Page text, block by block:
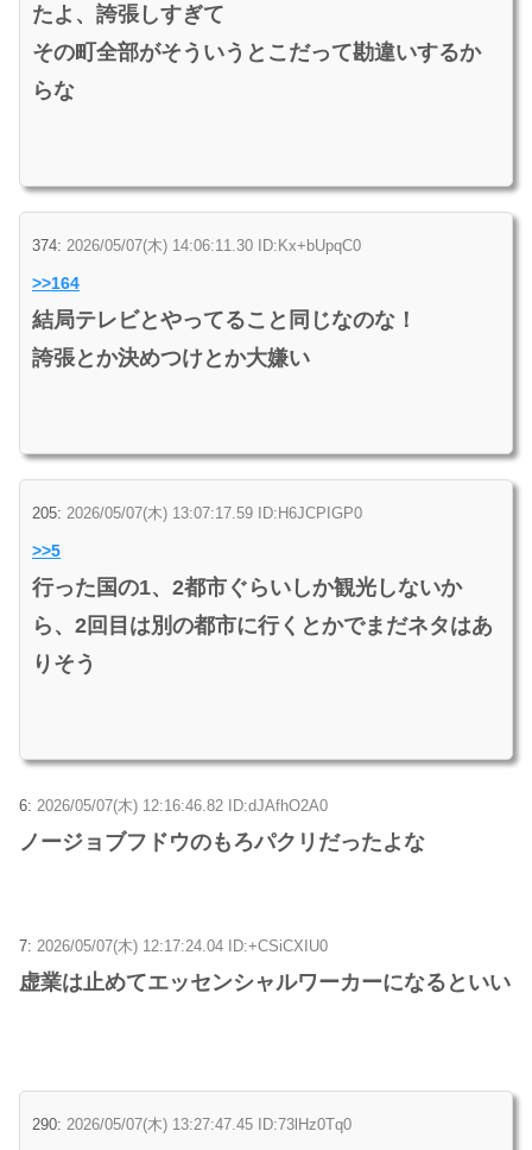
たよ、誇張しすぎて
その町全部がそういうとこだって勘違いするか
らな
374: 2026/05/07(木) 14:06:11.30 ID:Kx+bUpqC0
>>164
結局テレビとやってること同じなのな！
誇張とか決めつけとか大嫌い
205: 2026/05/07(木) 13:07:17.59 ID:H6JCPIGP0
>>5
行った国の1、2都市ぐらいしか観光しないか
ら、2回目は別の都市に行くとかでまだネタはあ
りそう
6: 2026/05/07(木) 12:16:46.82 ID:dJAfhO2A0
ノージョブフドウのもろパクリだったよな
7: 2026/05/07(木) 12:17:24.04 ID:+CSiCXIU0
虚業は止めてエッセンシャルワーカーになるといい
290: 2026/05/07(木) 13:27:47.45 ID:73lHz0Tq0